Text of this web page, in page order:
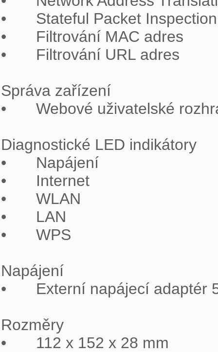
•	Stateful Packet Inspection (SPI)
•	Filtrování MAC adres
•	Filtrování URL adres
Správa zařízení
•	Webové uživatelské rozhraní
Diagnostické LED indikátory
•	Napájení
•	Internet
•	WLAN
•	LAN
•	WPS
Napájení
•	Externí napájecí adaptér 5 V DC, 1 A
Rozměry
•	112 x 152 x 28 mm